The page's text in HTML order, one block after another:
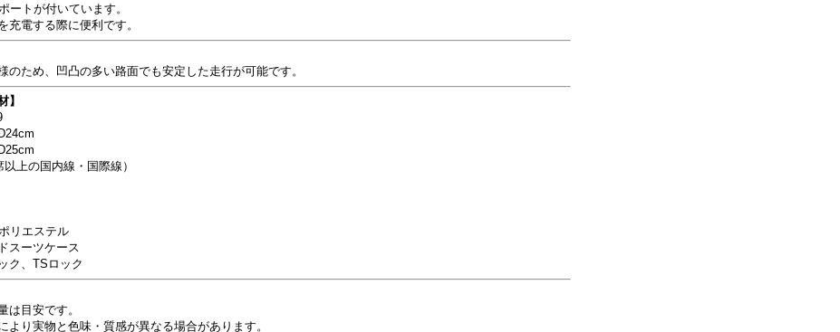
ートが付いています。
充電する際に便利です。
のため、凹凸の多い路面でも安定した走行が可能です。
】
以上の国内線・国際線）
リエステル
スーツケース
ク、TSロック
は目安です。
より実物と色味・質感が異なる場合があります。